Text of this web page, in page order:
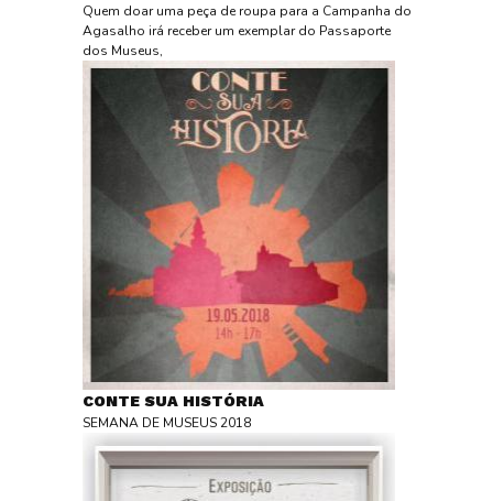
Quem doar uma peça de roupa para a Campanha do
Agasalho irá receber um exemplar do Passaporte
dos Museus,
CONTE SUA HISTÓRIA
SEMANA DE MUSEUS 2018